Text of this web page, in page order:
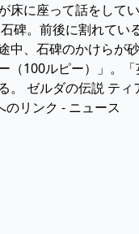
床に座って話をして
碑。前後に割れて
中、石碑のかけらが
（100ルピー）」。
。 ゼルダの伝説 テ
リンク - ニュース